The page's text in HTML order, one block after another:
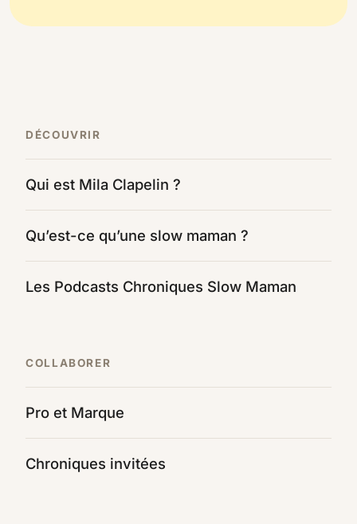
DÉCOUVRIR
Qui est Mila Clapelin ?
Qu’est-ce qu’une slow maman ?
Les Podcasts Chroniques Slow Maman
COLLABORER
Pro et Marque
Chroniques invitées